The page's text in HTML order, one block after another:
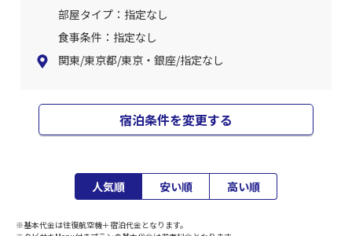
部屋タイプ：指定なし
食事条件：指定なし
関東/東京都/東京・銀座/指定なし
宿泊条件を変更する
人気順 安い順 高い順
※基本代金は往復航空機＋宿泊代金となります。